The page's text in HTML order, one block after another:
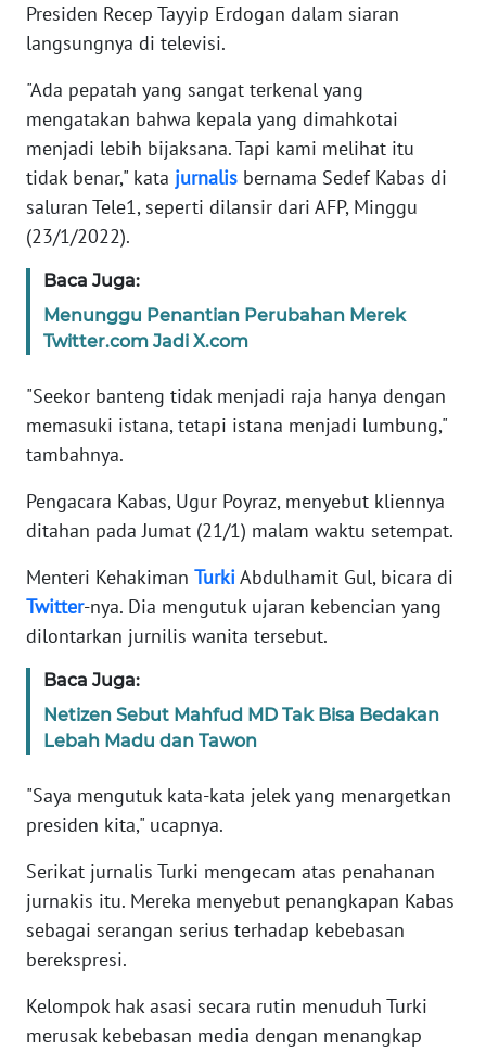
Presiden Recep Tayyip Erdogan dalam siaran
langsungnya di televisi.
"Ada pepatah yang sangat terkenal yang
mengatakan bahwa kepala yang dimahkotai
menjadi lebih bijaksana. Tapi kami melihat itu
tidak benar," kata jurnalis bernama Sedef Kabas di
saluran Tele1, seperti dilansir dari AFP, Minggu
(23/1/2022).
Baca Juga:
Menunggu Penantian Perubahan Merek
Twitter.com Jadi X.com
"Seekor banteng tidak menjadi raja hanya dengan
memasuki istana, tetapi istana menjadi lumbung,"
tambahnya.
Pengacara Kabas, Ugur Poyraz, menyebut kliennya
ditahan pada Jumat (21/1) malam waktu setempat.
Menteri Kehakiman TurkiAbdulhamit Gul, bicara di
Twitter-nya. Dia mengutuk ujaran kebencian yang
dilontarkan jurnilis wanita tersebut.
Baca Juga:
Netizen Sebut Mahfud MD Tak Bisa Bedakan
Lebah Madu dan Tawon
"Saya mengutuk kata-kata jelek yang menargetkan
presiden kita," ucapnya.
Serikat jurnalis Turki mengecam atas penahanan
jurnakis itu. Mereka menyebut penangkapan Kabas
sebagai serangan serius terhadap kebebasan
berekspresi.
Kelompok hak asasi secara rutin menuduh Turki
merusak kebebasan media dengan menangkap
Informasi
BERITA
KONTAK
KAMI
INFO
IKLAN
TENTANG
KAMI
PEDOMAN
SIBER
REDAKSI
DISCLAIMER
Wahana
Regional
JAKARTA
WN
JABAR
WN
BANTEN